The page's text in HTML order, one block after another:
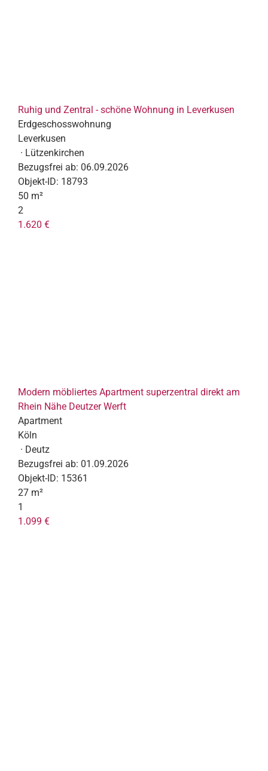
Ruhig und Zentral - schöne Wohnung in Leverkusen
Erdgeschosswohnung
Leverkusen
· Lützenkirchen
Bezugsfrei ab: 06.09.2026
Objekt-ID: 18793
50 m²
2
1.620 €
Modern möbliertes Apartment superzentral direkt am
Rhein Nähe Deutzer Werft
Apartment
Köln
· Deutz
Bezugsfrei ab: 01.09.2026
Objekt-ID: 15361
27 m²
1
1.099 €